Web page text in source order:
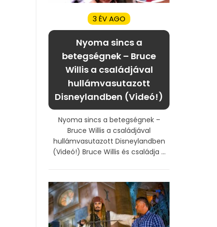
3 ÉV AGO
Nyoma sincs a
betegségnek – Bruce
Willis a családjával
hullámvasutazott
Disneylandben (Videó!)
Nyoma sincs a betegségnek –
Bruce Willis a családjával
hullámvasutazott Disneylandben
(Videó!) Bruce Willis és családja ...